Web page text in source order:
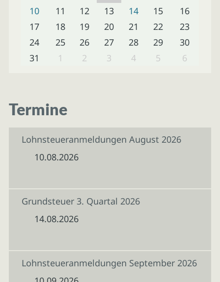
10
11 12 13 14 15
16
17
18 19 20 21 22
23
24
25 26 27 28 29
30
31
1 2 3 4 5 6
Termine
Lohnsteueranmeldungen August 2026
10.08.2026
Grundsteuer 3. Quartal 2026
14.08.2026
Lohnsteueranmeldungen September 2026